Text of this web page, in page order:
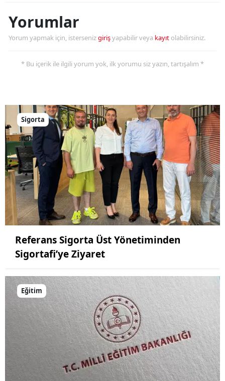
Yorumlar
Yorum yapmak için, istersenizgirişyapabilir veya kayıt olabilirsiniz.
* Bu içerik ile ilgili yorum yok, ilk yorumu siz yazın, tartışalım *
Sigorta
Referans Sigorta Üst Yönetiminden
Sigortafi’ye Ziyaret
Eğitim